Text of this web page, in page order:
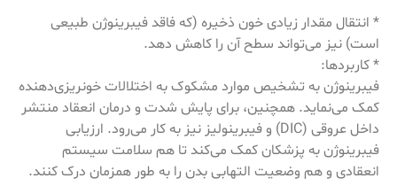
* انتقال مقدار زیادی خون ذخیره (که فاقد فیبرینوژن طبیعی
است) نیز می‌تواند سطح آن را کاهش دهد.
* کاربردها:
فیبرینوژن به تشخیص موارد مشکوک به اختلالات خونریزی‌دهنده
کمک می‌نماید. همچنین، برای پایش شدت و درمان انعقاد منتشر
داخل عروقی (DIC) و فیبرینولیز نیز به کار می‌رود. ارزیابی
فیبرینوژن به پزشکان کمک می‌کند تا هم سلامت سیستم
انعقادی و هم وضعیت التهابی بدن را به طور همزمان درک کنند.